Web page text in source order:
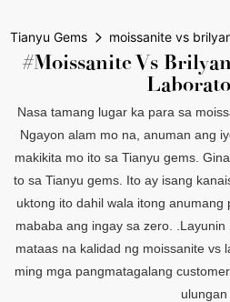
Tianyu Gems moissanite vs
#moissanite Vs
Nasa tamang lugar ka para sa
Ngayon alam mo na, anuman ang
makikita mo ito sa Tianyu gems.
to sa Tianyu gems. Ito ay isang
uktong ito dahil wala itong anumang
mababa ang ingay sa zero.
mataas na kalidad ng moissanite vs
ming mga pangmatagalang
ulungan